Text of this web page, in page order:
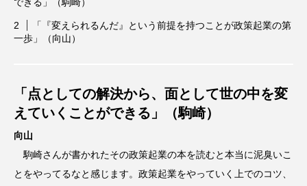
できる」（駒崎）
「『変えられるんだ』という前提を持つことが政策起業の第
一歩」（向山）
「点としての解決から、面として世の中を変
えていくことができる」（駒崎）
向山
駒崎さんが書かれたその政策起業の本を読むと本当に泥臭いこ
とをやってるなと感じます。政策起業をやっていく上でのコツ、